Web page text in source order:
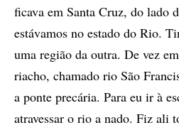
ficava em Santa Cruz, do lado
estávamos no estado do Rio.
uma região da outra. De vez
riacho, chamado rio São
a ponte precária. Para eu ir à
atravessar o rio a nado. Fiz ali